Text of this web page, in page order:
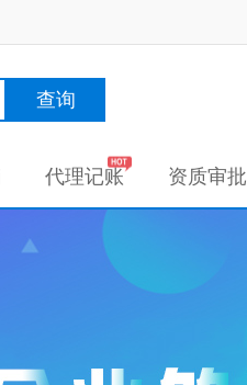
查询
代理记账 资质审批